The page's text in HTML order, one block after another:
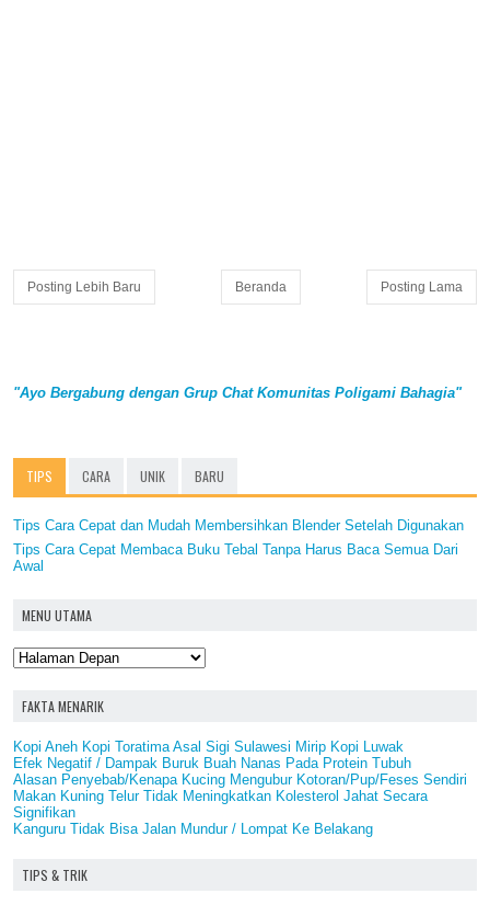
Posting Lebih Baru Posting Lama
Beranda
"Ayo Bergabung dengan Grup Chat Komunitas Poligami Bahagia"
TIPS CARA UNIK BARU
Tips Cara Cepat dan Mudah Membersihkan Blender Setelah Digunakan
Tips Cara Cepat Membaca Buku Tebal Tanpa Harus Baca Semua Dari
Awal
MENU UTAMA
FAKTA MENARIK
Kopi Aneh Kopi Toratima Asal Sigi Sulawesi Mirip Kopi Luwak
Efek Negatif / Dampak Buruk Buah Nanas Pada Protein Tubuh
Alasan Penyebab/Kenapa Kucing Mengubur Kotoran/Pup/Feses Sendiri
Makan Kuning Telur Tidak Meningkatkan Kolesterol Jahat Secara
Signifikan
Kanguru Tidak Bisa Jalan Mundur / Lompat Ke Belakang
TIPS & TRIK